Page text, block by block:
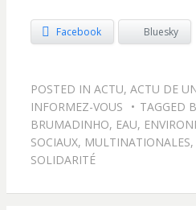
Facebook Bluesky
POSTED IN ACTU, ACTU DE
INFORMEZ-VOUS
TAGGED
BRUMADINHO, EAU,
SOCIAUX, MULTINATIONALES,
SOLIDARITÉ